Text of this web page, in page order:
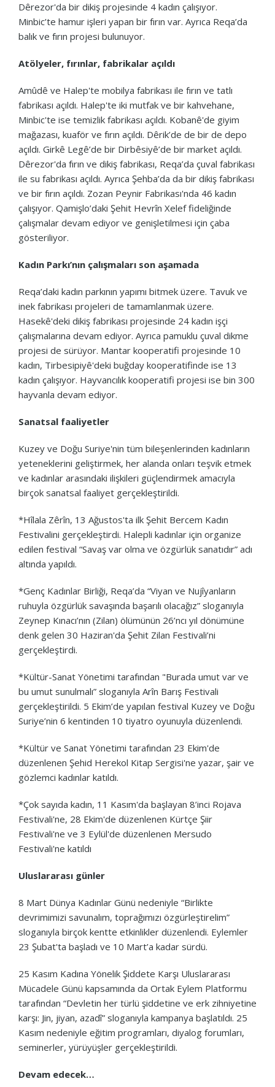
Dêrezor'da bir dikiş projesinde 4 kadın çalışıyor.
Minbic’te hamur işleri yapan bir fırın var. Ayrıca Reqa’da
balık ve fırın projesi bulunuyor.
Atölyeler, fırınlar, fabrikalar açıldı
Amûdê ve Halep'te mobilya fabrikası ile fırın ve tatlı
fabrikası açıldı. Halep'te iki mutfak ve bir kahvehane,
Minbic'te ise temizlik fabrikası açıldı. Kobanê'de giyim
mağazası, kuaför ve fırın açıldı. Dêrik’de de bir de depo
açıldı. Girkê Legê’de bir Dirbêsiyê’de bir market açıldı.
Dêrezor'da fırın ve dikiş fabrikası, Reqa’da çuval fabrikası
ile su fabrikası açıldı. Ayrıca Şehba’da da bir dikiş fabrikası
ve bir fırın açıldı. Zozan Peynir Fabrikası'nda 46 kadın
çalışıyor. Qamişlo’daki Şehit Hevrîn Xelef fideliğinde
çalışmalar devam ediyor ve genişletilmesi için çaba
gösteriliyor.
Kadın Parkı’nın çalışmaları son aşamada
Reqa’daki kadın parkının yapımı bitmek üzere. Tavuk ve
inek fabrikası projeleri de tamamlanmak üzere.
Hasekê'deki dikiş fabrikası projesinde 24 kadın işçi
çalışmalarına devam ediyor. Ayrıca pamuklu çuval dikme
projesi de sürüyor. Mantar kooperatifi projesinde 10
kadın, Tirbesipiyê'deki buğday kooperatifinde ise 13
kadın çalışıyor. Hayvancılık kooperatifi projesi ise bin 300
hayvanla devam ediyor.
Sanatsal faaliyetler
Kuzey ve Doğu Suriye'nin tüm bileşenlerinden kadınların
yeteneklerini geliştirmek, her alanda onları teşvik etmek
ve kadınlar arasındaki ilişkileri güçlendirmek amacıyla
birçok sanatsal faaliyet gerçekleştirildi.
*Hîlala Zêrîn, 13 Ağustos'ta ilk Şehit Bercem Kadın
Festivalini gerçekleştirdi. Halepli kadınlar için organize
edilen festival “Savaş var olma ve özgürlük sanatıdır” adı
altında yapıldı.
*Genç Kadınlar Birliği, Reqa’da “Viyan ve Nujîyanların
ruhuyla özgürlük savaşında başarılı olacağız” sloganıyla
Zeynep Kınacı’nın (Zilan) ölümünün 26’ncı yıl dönümüne
denk gelen 30 Haziran'da Şehit Zilan Festivali’ni
gerçekleştirdi.
*Kültür-Sanat Yönetimi tarafından "Burada umut var ve
bu umut sunulmalı” sloganıyla Arîn Barış Festivali
gerçekleştirildi. 5 Ekim’de yapılan festival Kuzey ve Doğu
Suriye’nin 6 kentinden 10 tiyatro oyunuyla düzenlendi.
*Kültür ve Sanat Yönetimi tarafından 23 Ekim'de
düzenlenen Şehid Herekol Kitap Sergisi'ne yazar, şair ve
gözlemci kadınlar katıldı.
*Çok sayıda kadın, 11 Kasım'da başlayan 8’inci Rojava
Festivali'ne, 28 Ekim'de düzenlenen Kürtçe Şiir
Festivali'ne ve 3 Eylül'de düzenlenen Mersudo
Festivali'ne katıldı
Uluslararası günler
8 Mart Dünya Kadınlar Günü nedeniyle “Birlikte
devrimimizi savunalım, toprağımızı özgürleştirelim”
sloganıyla birçok kentte etkinlikler düzenlendi. Eylemler
23 Şubat'ta başladı ve 10 Mart’a kadar sürdü.
25 Kasım Kadına Yönelik Şiddete Karşı Uluslararası
Mücadele Günü kapsamında da Ortak Eylem Platformu
tarafından “Devletin her türlü şiddetine ve erk zihniyetine
karşı: Jin, jiyan, azadî” sloganıyla kampanya başlatıldı. 25
Kasım nedeniyle eğitim programları, diyalog forumları,
seminerler, yürüyüşler gerçekleştirildi.
Devam edecek…